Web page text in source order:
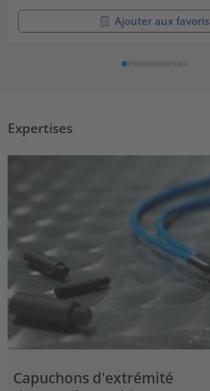
Ajouter aux favoris
Expertises
Capuchons d'extrémité